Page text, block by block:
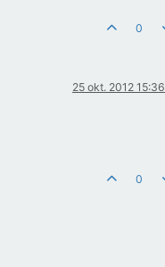
0
25 okt. 2012 15:36
0